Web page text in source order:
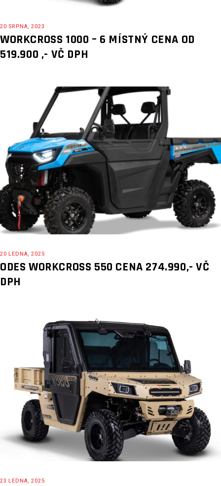
20 SRPNA, 2023
WORKCROSS 1000 – 6 MÍSTNÝ CENA OD
519.900 ,- VČ DPH
20 LEDNA, 2025
ODES WORKCROSS 550 CENA 274.990,- VČ
DPH
23 LEDNA, 2025